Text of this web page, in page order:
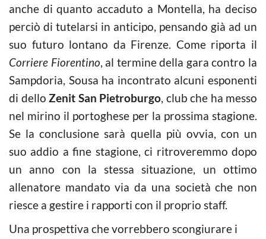
anche di quanto accaduto a Montella, ha deciso
perciò di tutelarsi in anticipo, pensando già ad un
suo futuro lontano da Firenze. Come riporta il
Corriere Fiorentino, al termine della gara contro la
Sampdoria, Sousa ha incontrato alcuni esponenti
di dello Zenit San Pietroburgo, club che ha messo
nel mirino il portoghese per la prossima stagione.
Se la conclusione sarà quella più ovvia, con un
suo addio a fine stagione, ci ritroveremmo dopo
un anno con la stessa situazione, un ottimo
allenatore mandato via da una società che non
riesce a gestire i rapporti con il proprio staff.
Una prospettiva che vorrebbero scongiurare i